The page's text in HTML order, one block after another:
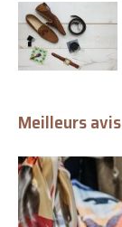
Meilleurs avis